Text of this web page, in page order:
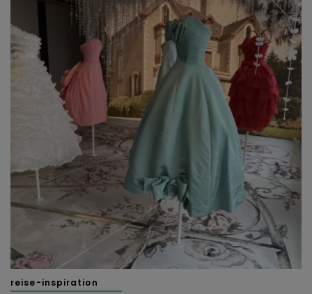
reise-inspiration